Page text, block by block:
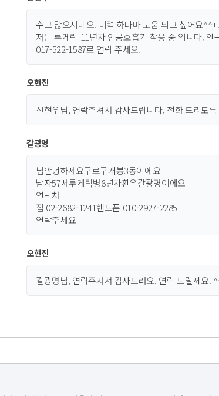
수고 많으시네요. 미력 하나마 도움 되고 싶어요^^+.
저는 루게릭 11년차 인공호흡기 착용 중 입니다. 안
017-522-1587로 연락 주세요.
오현진
신현우님, 연락주셔서 감사드립니다. 전화 드리도
갈광명
님안녕하세요구로구개봉3동이에요
남자57세루게릭병8년차환우갈광명이에요
연락처
집 02-2682-1241핸드폰 010-2927-2285
연락주세요
오현진
갈광명님, 연락주셔서 감사드려요. 연락 드릴께요.